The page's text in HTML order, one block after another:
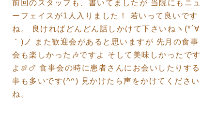
前回のスタッフも、書いてましたが 当院にもニュ
ーフェイスが1人入りました！ 若いって良いです
ね。 良ければどんどん話しかけて下さいねヽ(*´∀
｀)ノ また歓迎会があると思いますが 先月の食事
会も楽しかった 🎶ですよ そして美味しかったです
よ 🍖🍗 食事会の時に患者さんにお会いしたりする
事も多いです(^^) 見かけたら声をかけてください
ね。